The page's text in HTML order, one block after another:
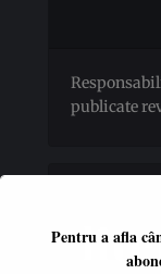
publicate
Pentru a afla